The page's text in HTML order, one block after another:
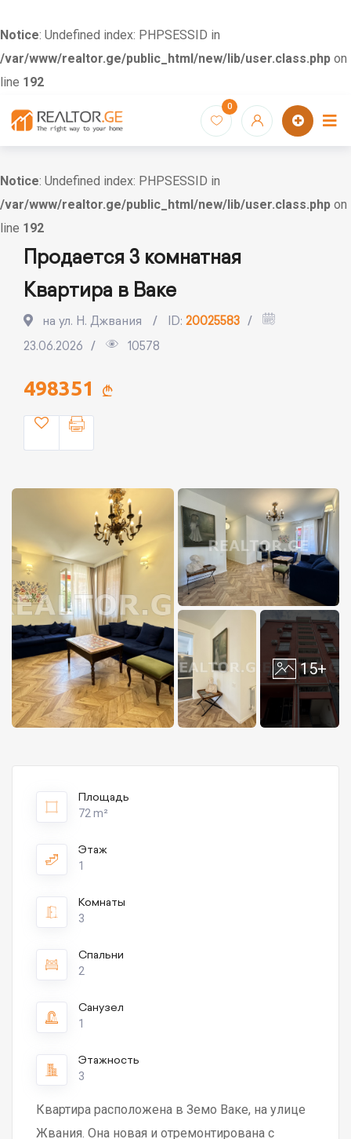
Notice: Undefined index: PHPSESSID in
/var/www/realtor.ge/public_html/new/lib/user.class.php on
line 192
0
Notice: Undefined index: PHPSESSID in
/var/www/realtor.ge/public_html/new/lib/user.class.php on
line 192
Продается 3 комнатная
Квартира в Ваке
на ул. Н. Джвания ID: 20025583
23.06.2026
10578
498351
15+
Площадь
72 m²
Этаж
1
Комнаты
3
Спальни
2
Санузел
1
Этажность
3
Квартира расположена в Земо Ваке, на улице
Жвания. Она новая и отремонтирована с